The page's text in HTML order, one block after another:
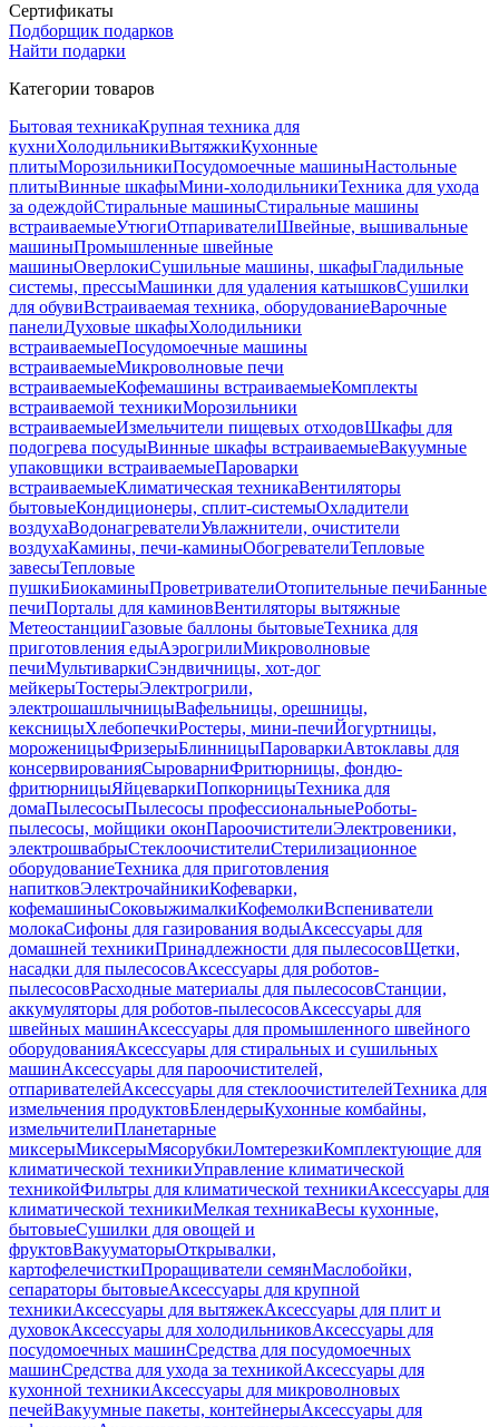
Сертификаты
Подборщик подарков
Найти подарки
Категории товаров
Бытовая техникаКрупная техника для
кухниХолодильникиВытяжкиКухонные
плитыМорозильникиПосудомоечные машиныНастольные
плитыВинные шкафыМини-холодильникиТехника для ухода
за одеждойСтиральные машиныСтиральные машины
встраиваемыеУтюгиОтпаривателиШвейные, вышивальные
машиныПромышленные швейные
машиныОверлокиСушильные машины, шкафыГладильные
системы, прессыМашинки для удаления катышковСушилки
для обувиВстраиваемая техника, оборудованиеВарочные
панелиДуховые шкафыХолодильники
встраиваемыеПосудомоечные машины
встраиваемыеМикроволновые печи
встраиваемыеКофемашины встраиваемыеКомплекты
встраиваемой техникиМорозильники
встраиваемыеИзмельчители пищевых отходовШкафы для
подогрева посудыВинные шкафы встраиваемыеВакуумные
упаковщики встраиваемыеПароварки
встраиваемыеКлиматическая техникаВентиляторы
бытовыеКондиционеры, сплит-системыОхладители
воздухаВодонагревателиУвлажнители, очистители
воздухаКамины, печи-каминыОбогревателиТепловые
завесыТепловые
пушкиБиокаминыПроветривателиОтопительные печиБанные
печиПорталы для каминовВентиляторы вытяжные
МетеостанцииГазовые баллоны бытовыеТехника для
приготовления едыАэрогрилиМикроволновые
печиМультиваркиСэндвичницы, хот-дог
мейкерыТостерыЭлектрогрили,
электрошашлычницыВафельницы, орешницы,
кексницыХлебопечкиРостеры, мини-печиЙогуртницы,
мороженицыФризерыБлинницыПароваркиАвтоклавы для
консервированияСыроварниФритюрницы, фондю-
фритюрницыЯйцеваркиПопкорницыТехника для
домаПылесосыПылесосы профессиональныеРоботы-
пылесосы, мойщики оконПароочистителиЭлектровеники,
электрошвабрыСтеклоочистителиСтерилизационное
оборудованиеТехника для приготовления
напитковЭлектрочайникиКофеварки,
кофемашиныСоковыжималкиКофемолкиВспениватели
молокаСифоны для газирования водыАксессуары для
домашней техникиПринадлежности для пылесосовЩетки,
насадки для пылесосовАксессуары для роботов-
пылесосовРасходные материалы для пылесосовСтанции,
аккумуляторы для роботов-пылесосовАксессуары для
швейных машинАксессуары для промышленного швейного
оборудованияАксессуары для стиральных и сушильных
машинАксессуары для пароочистителей,
отпаривателейАксессуары для стеклоочистителейТехника для
измельчения продуктовБлендерыКухонные комбайны,
измельчителиПланетарные
миксерыМиксерыМясорубкиЛомтерезкиКомплектующие для
климатической техникиУправление климатической
техникойФильтры для климатической техникиАксессуары для
климатической техникиМелкая техникаВесы кухонные,
бытовыеСушилки для овощей и
фруктовВакууматорыОткрывалки,
картофелечисткиПроращиватели семянМаслобойки,
сепараторы бытовыеАксессуары для крупной
техникиАксессуары для вытяжекАксессуары для плит и
духовокАксессуары для холодильниковАксессуары для
посудомоечных машинСредства для посудомоечных
машинСредства для ухода за техникойАксессуары для
кухонной техникиАксессуары для микроволновых
печейВакуумные пакеты, контейнерыАксессуары для